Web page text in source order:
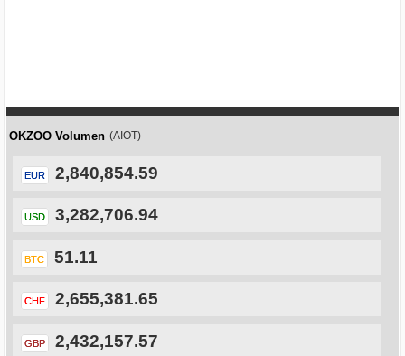
OKZOO Volumen (AIOT)
EUR 2,840,854.59
USD 3,282,706.94
BTC 51.11
CHF 2,655,381.65
GBP 2,432,157.57